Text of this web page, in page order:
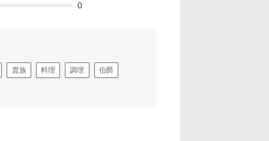
0
貴族 料理 調理 伯爵